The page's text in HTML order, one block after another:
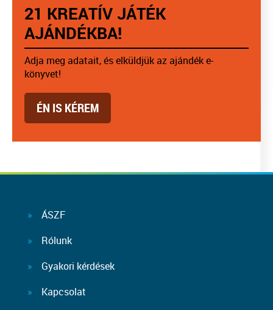
21 KREATÍV JÁTÉK
AJÁNDÉKBA!
Adja meg adatait, és elküldjük az ajándék e-
könyvet!
ÉN IS KÉREM
ÁSZF
Rólunk
Gyakori kérdések
Kapcsolat